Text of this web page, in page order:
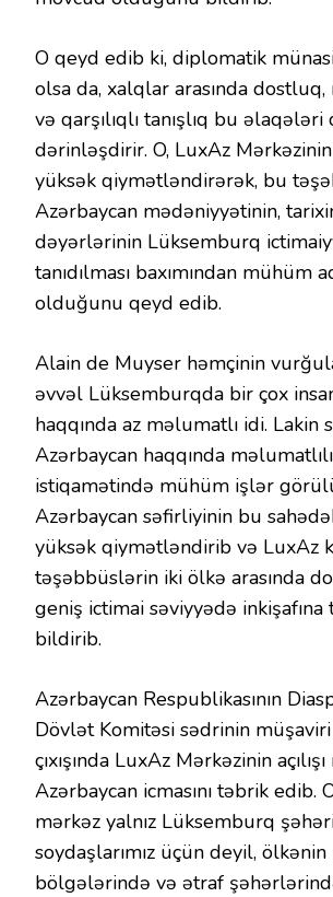
O qeyd edib ki, diplomatik
olsa da, xalqlar arasında
və qarşılıqlı tanışlıq bu əlaqələri
dərinləşdirir. O, LuxAz Mərkəzinin
yüksək qiymətləndirərək, bu
Azərbaycan mədəniyyətinin,
dəyərlərinin Lüksemburq
tanıdılması baxımından mühüm
olduğunu qeyd edib.
Alain de Muyser həmçinin
əvvəl Lüksemburqda bir çox
haqqında az məlumatlı idi. Lakin
Azərbaycan haqqında
istiqamətində mühüm işlər
Azərbaycan səfirliyinin bu
yüksək qiymətləndirib və LuxAz
təşəbbüslərin iki ölkə arasında
geniş ictimai səviyyədə
bildirib.
Azərbaycan Respublikasının
Dövlət Komitəsi sədrinin
çıxışında LuxAz Mərkəzinin
Azərbaycan icmasını təbrik edib.
mərkəz yalnız Lüksemburq
soydaşlarımız üçün deyil,
bölgələrində və ətraf